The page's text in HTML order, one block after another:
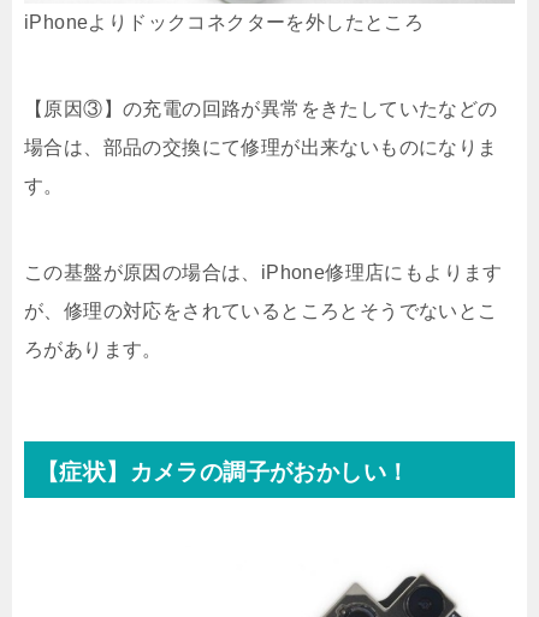
iPhoneよりドックコネクターを外したところ
【原因③】の充電の回路が異常をきたしていたなどの
場合は、部品の交換にて修理が出来ないものになりま
す。
この基盤が原因の場合は、iPhone修理店にもよります
が、修理の対応をされているところとそうでないとこ
ろがあります。
【症状】カメラの調子がおかしい！